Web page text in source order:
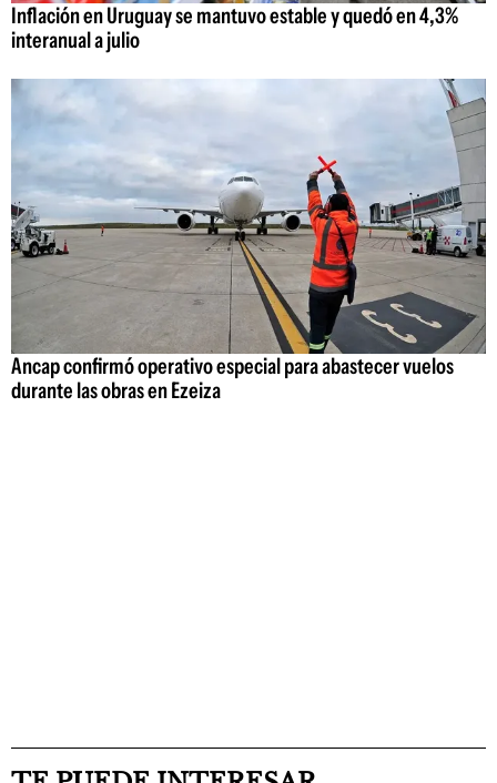
Inflación en Uruguay se mantuvo estable y quedó en 4,3%
interanual a julio
Ancap confirmó operativo especial para abastecer vuelos
durante las obras en Ezeiza